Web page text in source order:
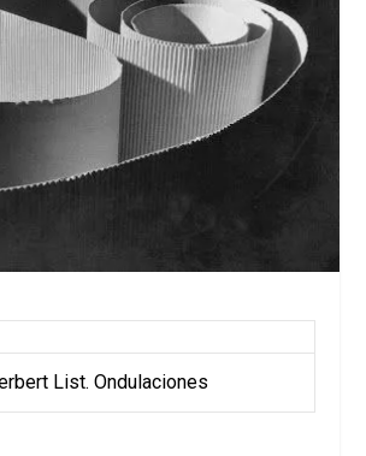
List. Ondulaciones